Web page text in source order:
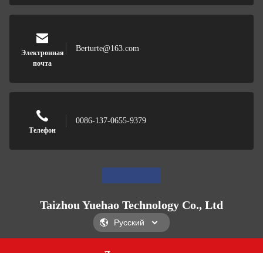
Электронная
почта
Berturte@163.com
Телефон
0086-137-0655-9379
Taizhou Yuehao Technology Co., Ltd